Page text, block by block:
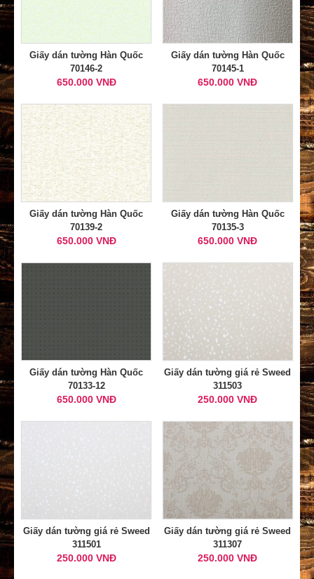
Giấy dán tường Hàn Quốc
70146-2
650.000 VNĐ
Giấy dán tường Hàn Quốc
70145-1
650.000 VNĐ
Giấy dán tường Hàn Quốc
70139-2
650.000 VNĐ
Giấy dán tường Hàn Quốc
70135-3
650.000 VNĐ
Giấy dán tường Hàn Quốc
70133-12
650.000 VNĐ
Giấy dán tường giá rẻ Sweed
311503
250.000 VNĐ
Giấy dán tường giá rẻ Sweed
311501
250.000 VNĐ
Giấy dán tường giá rẻ Sweed
311307
250.000 VNĐ